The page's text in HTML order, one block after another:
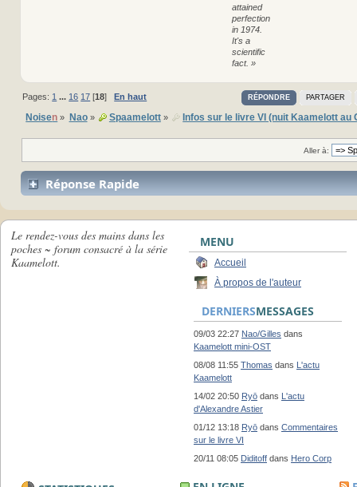
attained
perfection
in 1974.
It's a
scientific
fact. »
RÉPONDRE PARTAGER
Pages: 1 ... 16 17 [18] En haut
Noisen » Nao» Spaamelott» Infos sur le livre VI (nuit Kaamelott au
Aller à:
Réponse Rapide
Le rendez-vous des mains dans les
poches ~ forum consacré à la série
Kaamelott.
MENU
Accueil
À propos de l'auteur
DERNIERSMESSAGES
09/03 22:27 Nao/Gilles dans
Kaamelott mini-OST
08/08 11:55 Thomas dans L'actu
Kaamelott
14/02 20:50 Ryō dans L'actu
d'Alexandre Astier
01/12 13:18 Ryō dans Commentaires
sur le livre VI
20/11 08:05 Diditoff dans Hero Corp